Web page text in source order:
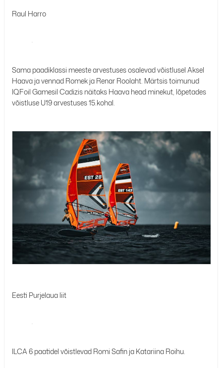
Raul Harro
Sama paadiklassi meeste arvestuses osalevad võistlusel Aksel
Haava ja vennad Romek ja Renar Roolaht. Märtsis toimunud
IQFoil Gamesil Cadizis näitaks Haava head minekut, lõpetades
võistluse U19 arvestuses 15.kohal.
Eesti Purjelaua liit
ILCA 6 paatidel võistlevad Romi Safin ja Katariina Roihu.